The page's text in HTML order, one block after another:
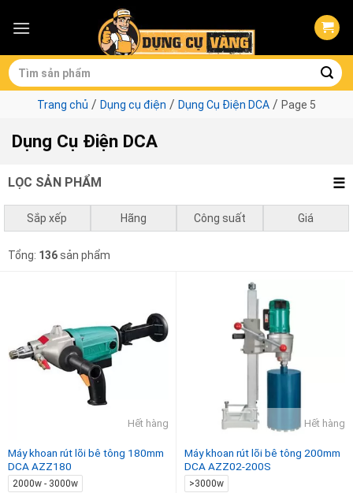
Tìm
kiếm:
Trang chủ / Dụng cụ điện / Dụng Cụ Điện DCA / Page 5
Dụng Cụ Điện DCA
LỌC SẢN PHẨM
Sắp xếp
Mặc định
Hãng
Total
Công suất
>3000w
1500w - 2000w
2000w - 3000w
750w - 1050w
Giá
0₫-1.000.000₫
10.000.000₫-1.053.000₫
Tổng: 136sản phẩm
Hết hàng
Máy khoan rút lõi bê tông 180mm
DCA AZZ180
2000w - 3000w
Hết hàng
Máy khoan rút lõi bê tông 200mm
DCA AZZ02-200S
>3000w